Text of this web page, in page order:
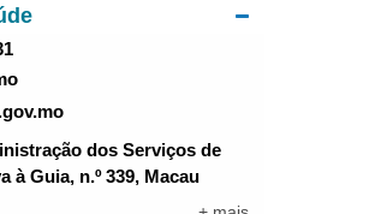
dos Serviços de
à Guia, n.º 339, Macau